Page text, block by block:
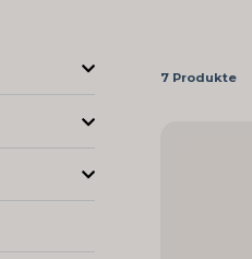
7 Produkte